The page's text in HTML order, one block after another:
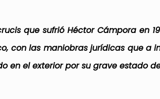
que sufrió Héctor Cámpora en
con las maniobras jurídicas que a
en el exterior por su grave estado